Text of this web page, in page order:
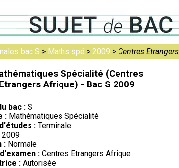
bac S > Maths spé > 2009 > Centres Etrangers
Spécialité (Centres
Etrangers Afrique) - Bac S 2009
bac : S
: Mathématiques Spécialité
: Terminale
2009
: Normale
: Centres Etrangers Afrique
: Autorisée